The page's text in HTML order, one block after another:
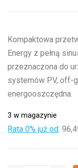
Kompaktowa
Energy z pełną
przeznaczona do
systemów PV, off-
energooszczędna.
3 w magazynie
Rata 0% już od: